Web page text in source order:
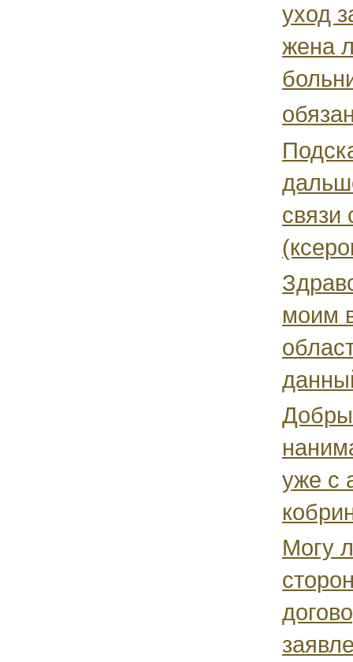
уход
жена
связи
моим
уже с
Могу